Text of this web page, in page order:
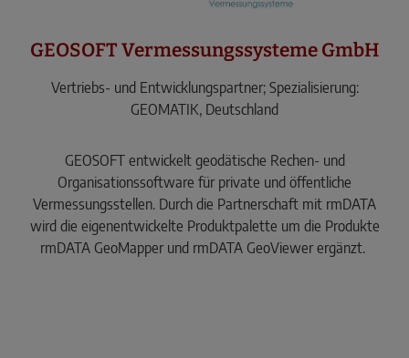
GEOSOFT Vermessungssysteme GmbH
Vertriebs- und Entwicklungspartner; Spezialisierung:
GEOMATIK, Deutschland
GEOSOFT entwickelt geodätische Rechen- und
Organisationssoftware für private und öffentliche
Vermessungsstellen. Durch die Partnerschaft mit rmDATA
wird die eigenentwickelte Produktpalette um die Produkte
rmDATA GeoMapper und rmDATA GeoViewer ergänzt.